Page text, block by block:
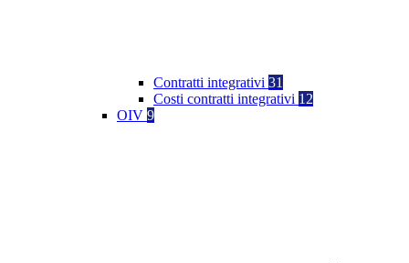
Contratti integrativi 31
Costi contratti integrativi 12
OIV 9